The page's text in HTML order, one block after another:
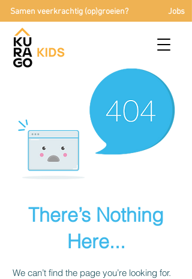
Samen veerkrachtig (op)groeien? Jobs
There’s Nothing
Here...
We can’t find the page you’re looking for.